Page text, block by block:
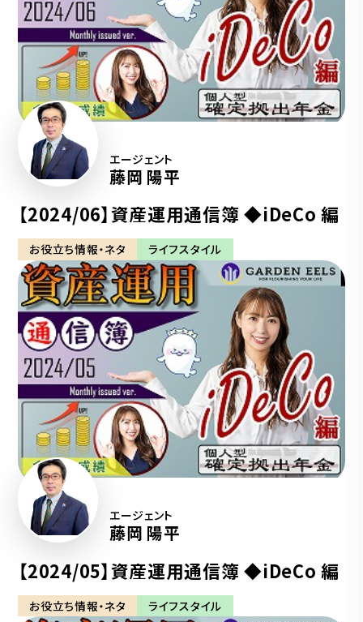
エージェント
藤岡 陽平
【2024/06】資産運用通信簿 ◆iDeCo 編
お役立ち情報・ネタ ライフスタイル
エージェント
藤岡 陽平
【2024/05】資産運用通信簿 ◆iDeCo 編
お役立ち情報・ネタ ライフスタイル